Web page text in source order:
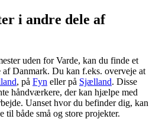
i andre dele af
uden for Varde, kan du finde et
Danmark. Du kan f.eks. overveje at
, på Fyn eller på Sjælland. Disse
håndværkere, der kan hjælpe med
Uanset hvor du befinder dig, kan
til både små og store projekter.